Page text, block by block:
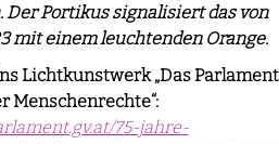
Der Portikus signalisiert das von
mit einem leuchtenden Orange.
Lichtkunstwerk „Das Parlament
Menschenrechte“:
75-jahre-